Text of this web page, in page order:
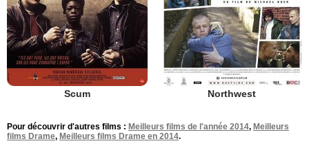
Scum Northwest
Pour découvrir d'autres films : Meilleurs films de l'année 2014, Meilleurs
films Drame, Meilleurs films Drame en 2014.